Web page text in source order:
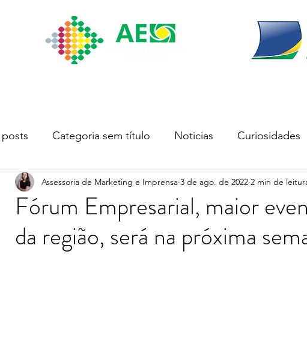
Categoria sem título Noticias Curiosidades
Fórum Empresarial, maior
da região, será na próxima
Assessoria de Marketing e Imprensa 3 de ago. de 2022 2 min de